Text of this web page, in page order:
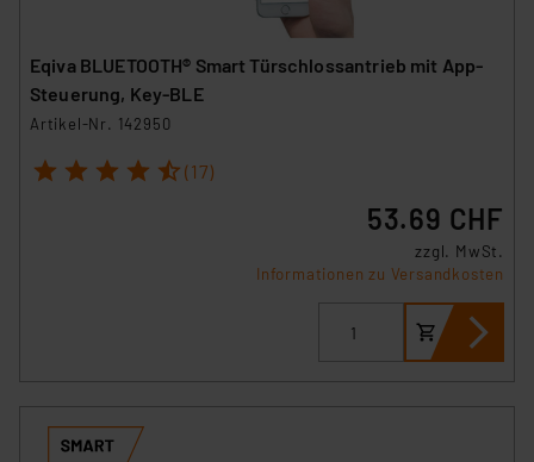
Eqiva BLUETOOTH® Smart Türschlossantrieb mit App-
Steuerung, Key-BLE
Artikel-Nr. 142950
1 2 3 4 5 (17)
53.69 CHF
zzgl. MwSt.
Informationen zu Versandkosten